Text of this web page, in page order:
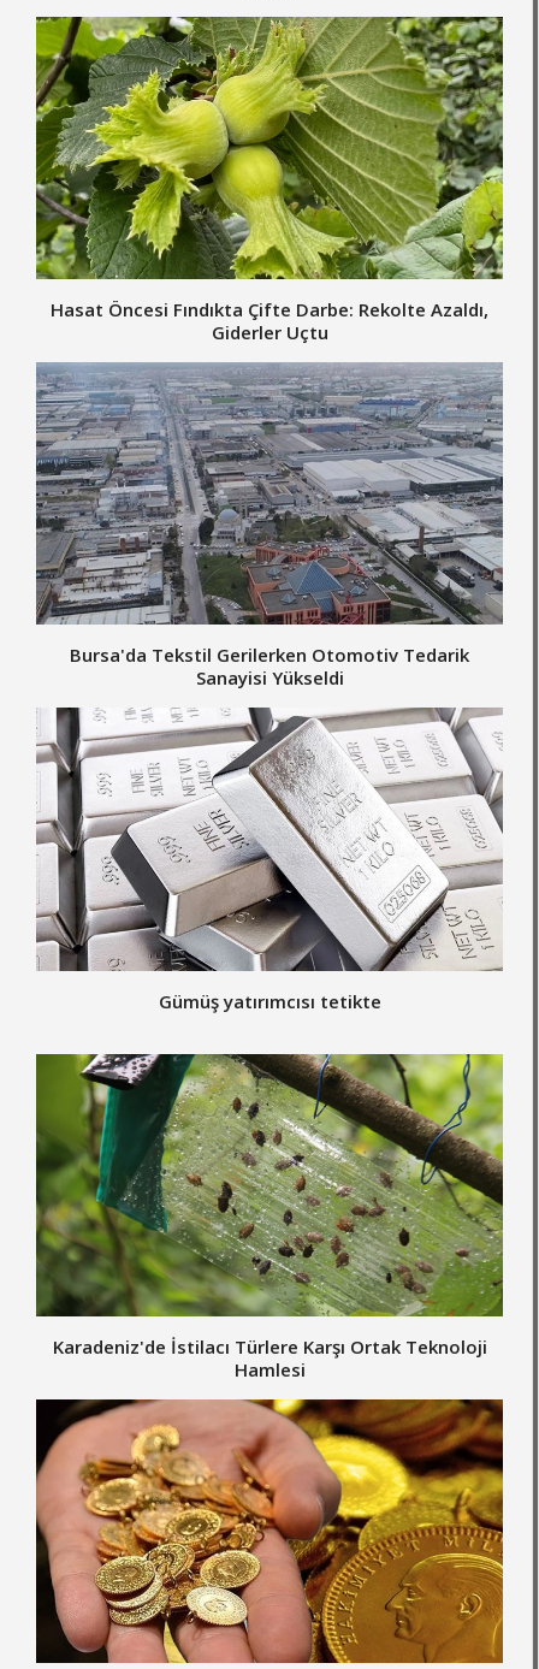
Hasat Öncesi Fındıkta Çifte Darbe: Rekolte Azaldı,
Giderler Uçtu
Bursa'da Tekstil Gerilerken Otomotiv Tedarik
Sanayisi Yükseldi
Gümüş yatırımcısı tetikte
Karadeniz'de İstilacı Türlere Karşı Ortak Teknoloji
Hamlesi